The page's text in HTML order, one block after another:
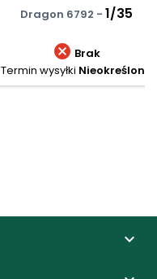
Dragon 6792 - 1/35
 Brak
Termin wysyłki Nieokreślony
